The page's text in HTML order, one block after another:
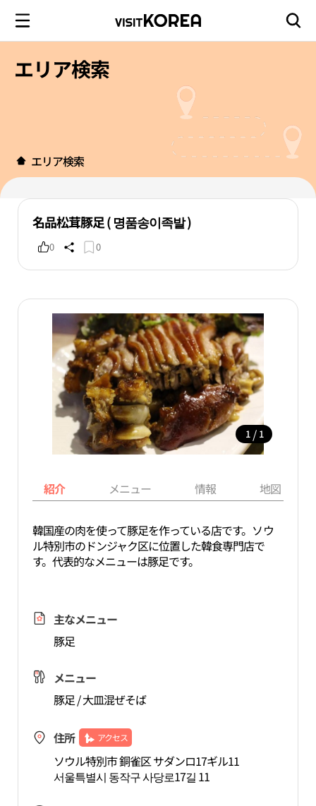
エリア検索
エリア検索
名品松茸豚足 ( 명품송이족발 )
0 0
1 / 1
紹介 メニュー 情報 地図
韓国産の肉を使って豚足を作っている店です。ソウ
ル特別市のドンジャク区に位置した韓食専門店で
す。代表的なメニューは豚足です。
主なメニュー
豚足
メニュー
豚足 / 大皿混ぜそば
住所 アクセス
ソウル特別市 銅雀区 サダンロ17ギル11
서울특별시 동작구 사당로17길 11